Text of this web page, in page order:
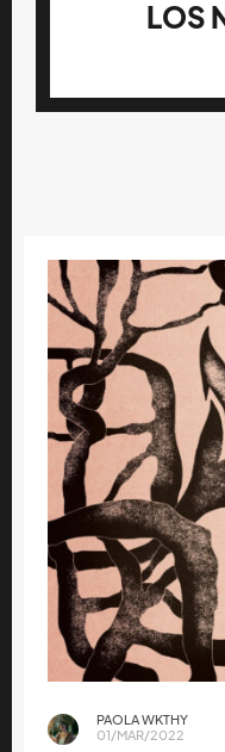
LOS
PAOLA WKTHY
01/MAR/2022